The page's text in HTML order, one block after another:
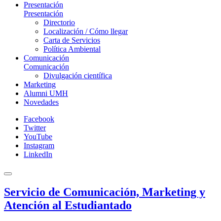
Presentación
Presentación
Directorio
Localización / Cómo llegar
Carta de Servicios
Política Ambiental
Comunicación
Comunicación
Divulgación científica
Marketing
Alumni UMH
Novedades
Facebook
Twitter
YouTube
Instagram
LinkedIn
Servicio de Comunicación, Marketing y
Atención al Estudiantado